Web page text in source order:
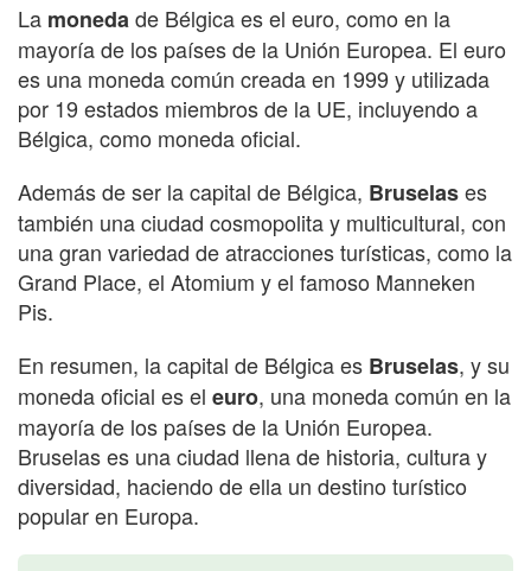
La monedade Bélgica es el euro, como en la
mayoría de los países de la Unión Europea. El euro
es una moneda común creada en 1999 y utilizada
por 19 estados miembros de la UE, incluyendo a
Bélgica, como moneda oficial.
Además de ser la capital de Bélgica, Bruselases
también una ciudad cosmopolita y multicultural, con
una gran variedad de atracciones turísticas, como la
Grand Place, el Atomium y el famoso Manneken
Pis.
En resumen, la capital de Bélgica es Bruselas, y su
moneda oficial es el euro, una moneda común en la
mayoría de los países de la Unión Europea.
Bruselas es una ciudad llena de historia, cultura y
diversidad, haciendo de ella un destino turístico
popular en Europa.